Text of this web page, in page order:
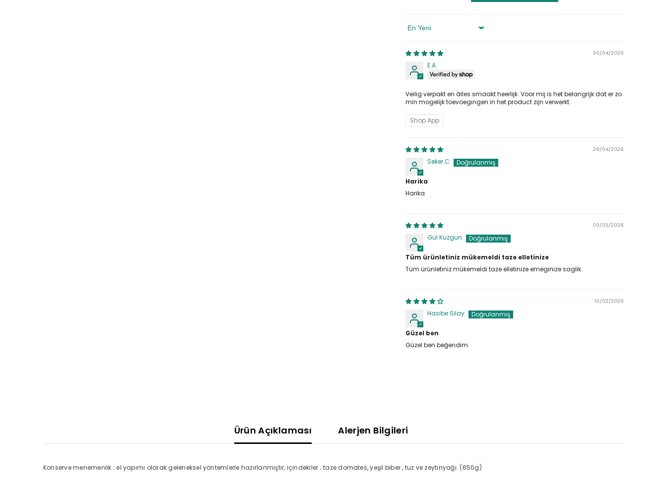
Sort By
30/04/2026
E.A.
Veilig verpakt en àlles smaakt heerlijk. Voor mij is het belangrijk dat er zo
min mogelijk toevoegingen in het product zijn verwerkt.
Shop App
29/04/2026
Seker.C
Harika
Harika
03/03/2026
Gül Kuzgun
Tüm ürünletiniz mükemeldi taze elletinize
Tüm ürünletiniz mükemeldi taze elletinize emeginize saglik
10/02/2026
Hasibe Silay
Güzel ben
Güzel ben beğendim
Ürün Açıklaması Alerjen Bilgileri
Konserve menemenlik ; el yapımı olarak geleneksel yöntemlerle hazırlanmıştır, içindekiler ; taze domates, yeşil biber , tuz ve zeytinyağı. (650g)